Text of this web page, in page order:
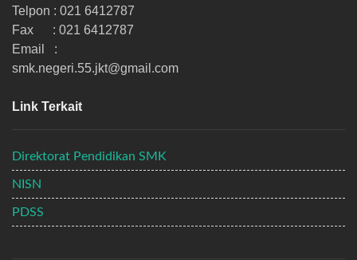
Telpon : 021 6412787
Fax : 021 6412787
Email :
smk.negeri.55.jkt@gmail.com
Link Terkait
Direktorat Pendidikan SMK
NISN
PDSS